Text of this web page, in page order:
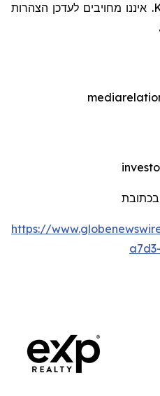
ח שנתי בטופס 10-K. איננו מחויבים לעדכן הצהרות
בכתובת
https://